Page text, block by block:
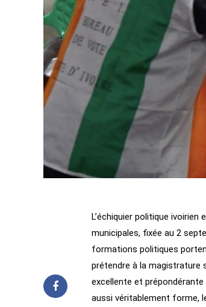
L’échiquier politique
municipales, fixée au 2
formations politiques
prétendre à la magistrature
excellente et prépondérante
aussi véritablement forme,